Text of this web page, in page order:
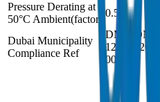
Pressure Derating at
50°C Ambient(factor
0.55
Dubai Municipality
Compliance Ref
DM-COND-
1250N-2024-
001